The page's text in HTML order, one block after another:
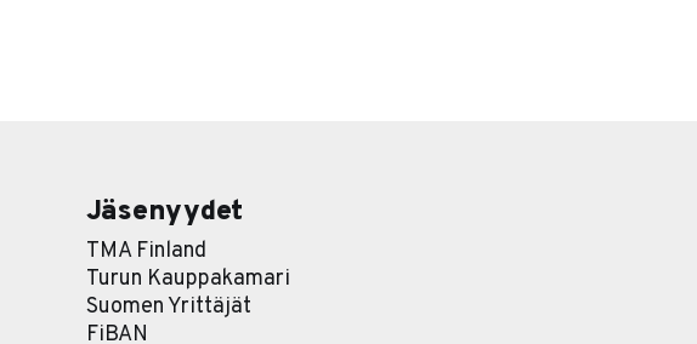
Jäsenyydet
TMA Finland
Turun Kauppakamari
Suomen Yrittäjät
FiBAN